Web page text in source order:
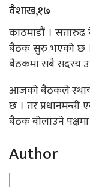
वैशाख,१७
काठमाडौं ।
बैठक सुरु भएको छ ।
बैठकमा सबै सदस्य
आजको बैठकले
छ । तर
बैठक बोलाउने
Author